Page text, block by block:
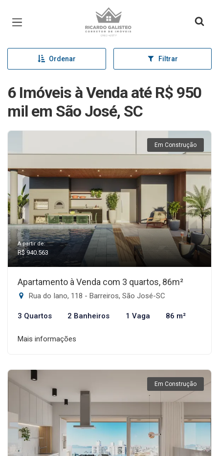
Página inicial
Ordenar Filtrar
6 Imóveis à Venda até R$ 950
mil em São José, SC
Em Construção
A partir de:
R$ 940.563
Apartamento à Venda com 3 quartos, 86m²
Rua do Iano, 118 - Barreiros, São José-SC
3 Quartos 2 Banheiros 1 Vaga 86 m²
Mais informações
Em Construção